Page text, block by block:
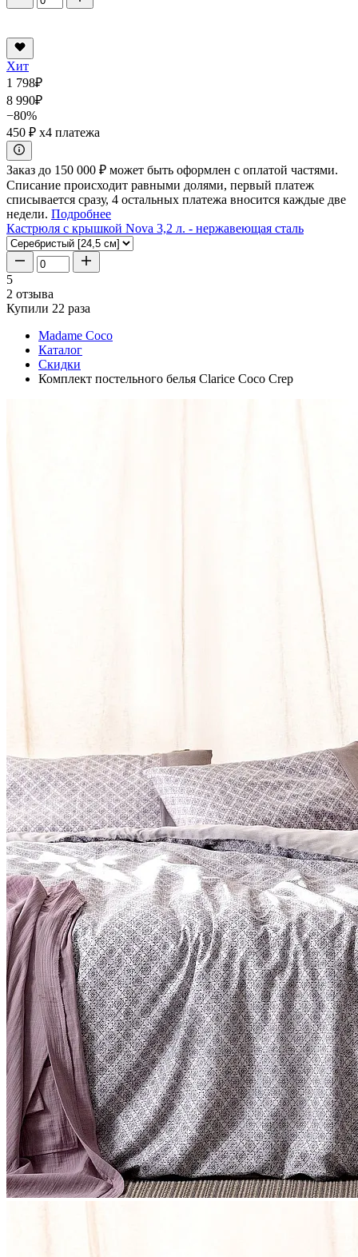
Хит
1 798₽
8 990₽
−80%
450 ₽ x4 платежа
Заказ до 150 000 ₽ может быть оформлен с оплатой частями.
Списание происходит равными долями, первый платеж
списывается сразу, 4 остальных платежа вносится каждые две
недели. Подробнее
Кастрюля с крышкой Nova 3,2 л. - нержавеющая сталь
5
2 отзыва
Купили 22 раза
Madame Coco
Каталог
Скидки
Комплект постельного белья Clarice Coco Crep